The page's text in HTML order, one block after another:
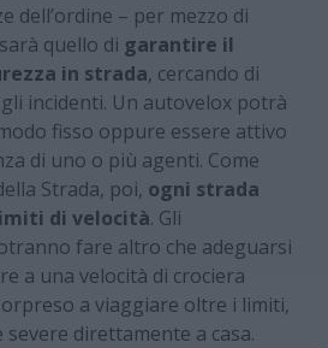
dell’ordine – per mezzo di
quello di garantire il
in strada, cercando di
incidenti. Un autovelox potrà
fisso oppure essere attivo
di uno o più agenti. Come
Strada, poi, ogni strada
di velocità. Gli
fare altro che adeguarsi
a una velocità di crociera
a viaggiare oltre i limiti,
direttamente a casa.